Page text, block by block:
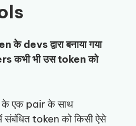
के devs द्वारा बनाया गया
कभी भी उस token को
एक pair के साथ
token को किसी ऐसे